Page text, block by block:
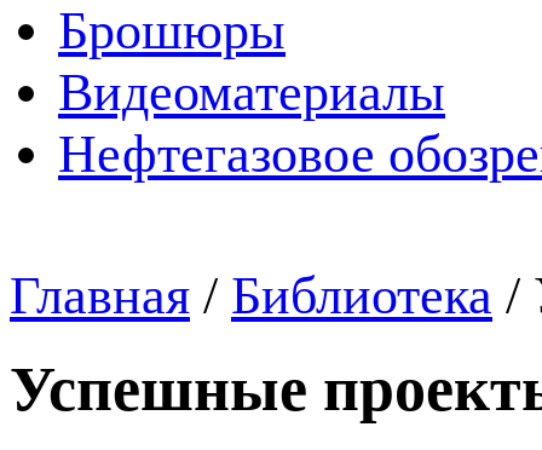
Брошюры
Видеоматериалы
Нефтегазовое
Главная / Библиотека /
Успешные